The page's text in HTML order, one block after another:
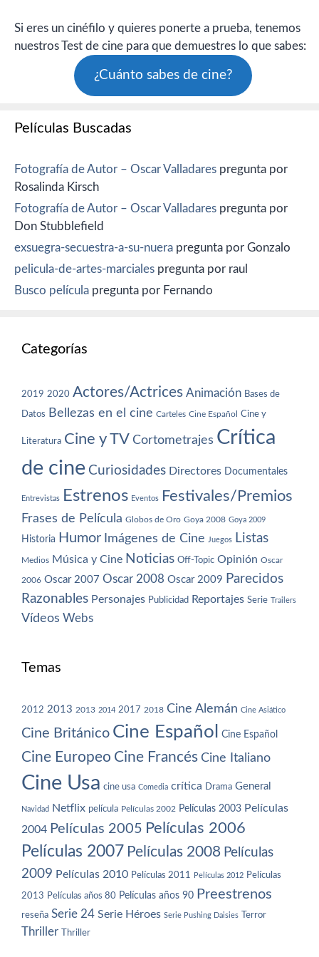
Si eres un cinéfilo y quieres ponerte a prueba, tenemos
nuestros Test de cine para que demuestres lo que sabes:
¿Cuánto sabes de cine?
Películas Buscadas
Fotografía de Autor – Oscar Valladares pregunta por
Rosalinda Kirsch
Fotografía de Autor – Oscar Valladares pregunta por
Don Stubblefield
exsuegra-secuestra-a-su-nuera pregunta por Gonzalo
pelicula-de-artes-marciales pregunta por raul
Busco película pregunta por Fernando
Categorías
2019 2020 Actores/Actrices Animación Bases de
Datos Bellezas en el cine Carteles Cine Español Cine y
Literatura Cine y TV Cortometrajes Crítica
de cine Curiosidades Directores Documentales
Entrevistas Estrenos Eventos Festivales/Premios
Frases de Película Globos de Oro Goya 2008 Goya 2009
Historia Humor Imágenes de Cine Juegos Listas
Medios Música y Cine Noticias Off-Topic Opinión Oscar
2006 Oscar 2007 Oscar 2008 Oscar 2009 Parecidos
Razonables Personajes Publicidad Reportajes Serie Trailers
Vídeos Webs
Temas
2012 2013 2013 2014 2017 2018 Cine Alemán Cine Asiático
Cine Británico Cine Español Cine Español
Cine Europeo Cine Francés Cine Italiano
Cine Usa cine usa Comedia crítica Drama General
Navidad Netflix película Películas 2002 Películas 2003 Películas
2004 Películas 2005 Películas 2006
Películas 2007 Películas 2008 Películas
2009 Películas 2010 Películas 2011 Películas 2012 Películas
2013 Películas años 80 Películas años 90 Preestrenos
reseña Serie 24 Serie Héroes Serie Pushing Daisies Terror
Thriller Thriller